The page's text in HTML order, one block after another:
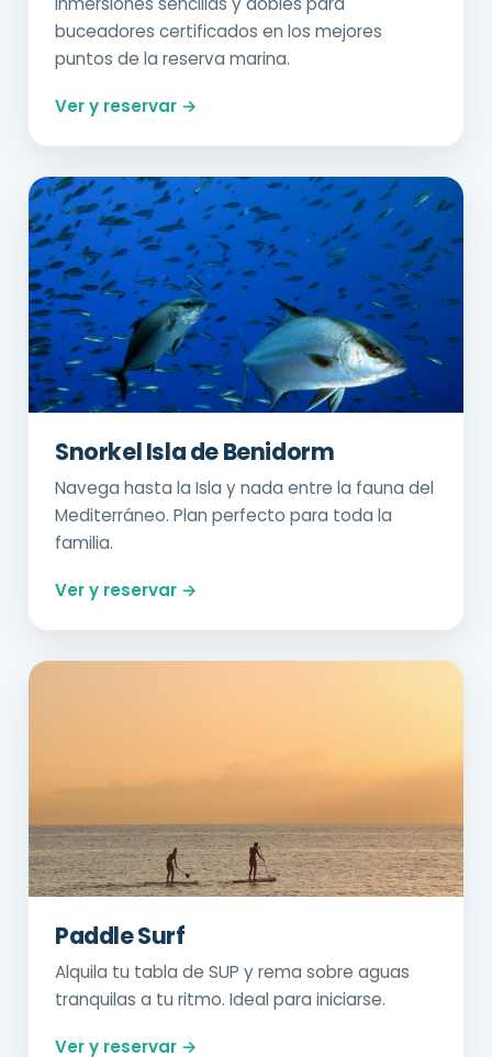
buceadores certificados en los mejores
puntos de la reserva marina.
Ver y reservar →
Snorkel Isla de Benidorm
Navega hasta la Isla y nada entre la fauna del
Mediterráneo. Plan perfecto para toda la
familia.
Ver y reservar →
Paddle Surf
Alquila tu tabla de SUP y rema sobre aguas
tranquilas a tu ritmo. Ideal para iniciarse.
Ver y reservar →